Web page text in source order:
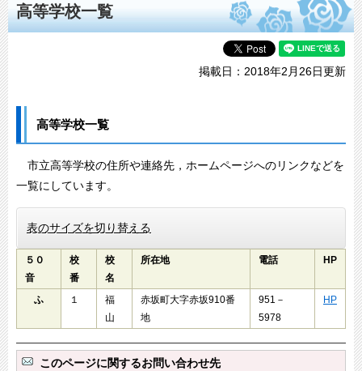
高等学校一覧
掲載日：2018年2月26日更新
高等学校一覧
市立高等学校の住所や連絡先，ホームページへのリンクなどを
一覧にしています。
表のサイズを切り替える
５０
音
校
番
校
名
所在地 電話 HP
ふ １
福
山
赤坂町大字赤坂910番
地
951－
5978
HP
このページに関するお問い合わせ先